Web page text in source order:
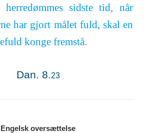
sidste tid, når
har gjort målet fuld, skal en
konge frem­stå.
Dan. 8.23
Engelsk oversættelse